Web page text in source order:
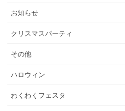
お知らせ
クリスマスパーティ
その他
ハロウィン
わくわくフェスタ